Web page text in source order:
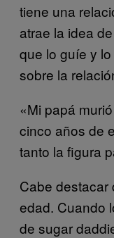
tiene una
atrae la idea
que lo guíe y
sobre la
«Mi papá
cinco años de
tanto la figura
Cabe destacar
edad. Cuando
de sugar